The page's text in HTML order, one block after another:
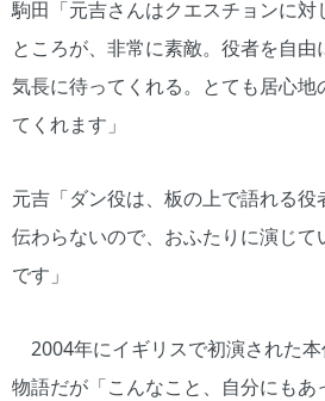
駒田「元吉さんはクエスチョンに対
ところが、非常に素敵。役者を自由
気長に待ってくれる。とても居心地
てくれます」
元吉「ダン役は、板の上で語れる
伝わらないので、おふたりに演じて
です」
2004年にイギリスで初演された
物語だが「こんなこと、自分にも